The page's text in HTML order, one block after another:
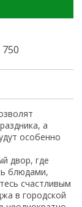
а
особенно
двор, где
блюдами,
счастливым
в городской